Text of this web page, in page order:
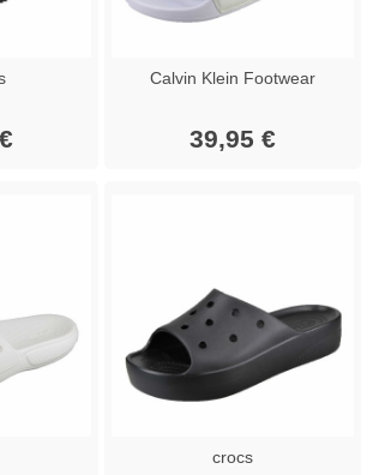
Calvin Klein Footwear
39,95 €
crocs